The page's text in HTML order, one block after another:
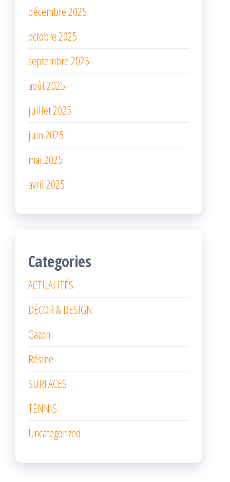
décembre 2025
octobre 2025
septembre 2025
août 2025
juillet 2025
juin 2025
mai 2025
avril 2025
Categories
ACTUALITÉS
DÉCOR & DESIGN
Gazon
Résine
SURFACES
TENNIS
Uncategorized